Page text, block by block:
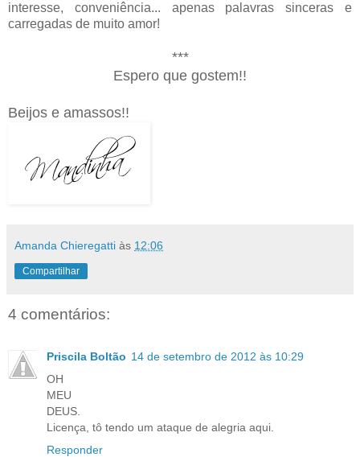
interesse, conveniência... apenas palavras sinceras e
carregadas de muito amor!
***
Espero que gostem!!
Beijos e amassos!!
Amanda Chieregatti às 12:06
Compartilhar
4 comentários:
Priscila Boltão 14 de setembro de 2012 às 10:29
OH
MEU
DEUS.
Licença, tô tendo um ataque de alegria aqui.
Responder